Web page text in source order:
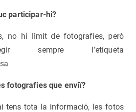
participar-hi?
no hi límit de fotografies, però
sempre l’etiqueta
fotografies que enviï?
tens tota la informació, les fotos